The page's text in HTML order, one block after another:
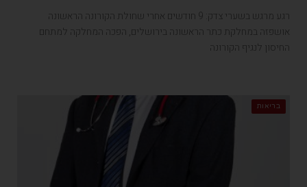
רגע מרגש בשערי צדק: 9 חודשים אחרי שחולת הקורונה הראשונה
אושפזה במחלקת כתר הראשונה בירושלים, הפכה המחלקה למתחם
החיסון לנגיף הקורונה
בריאות